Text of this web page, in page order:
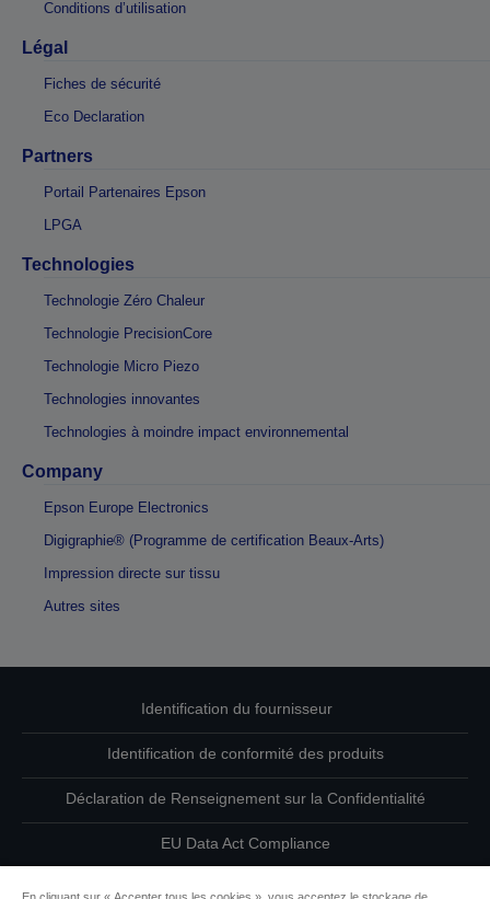
Conditions d’utilisation
Légal
Fiches de sécurité
Eco Declaration
Partners
Portail Partenaires Epson
LPGA
Technologies
Technologie Zéro Chaleur
Technologie PrecisionCore
Technologie Micro Piezo
Technologies innovantes
Technologies à moindre impact environnemental
Company
Epson Europe Electronics
Digigraphie® (Programme de certification Beaux-Arts)
Impression directe sur tissu
Autres sites
Identification du fournisseur
Identification de conformité des produits
Déclaration de Renseignement sur la Confidentialité
EU Data Act Compliance